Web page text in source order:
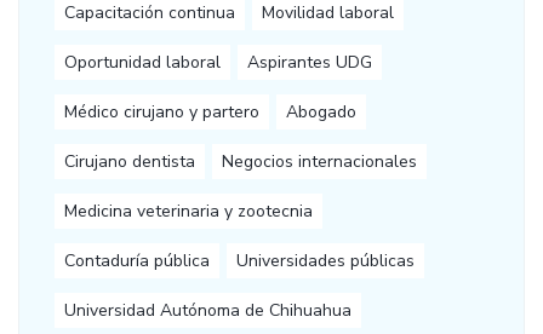
Capacitación continua Movilidad laboral
Oportunidad laboral Aspirantes UDG
Médico cirujano y partero Abogado
Cirujano dentista Negocios internacionales
Medicina veterinaria y zootecnia
Contaduría pública Universidades públicas
Universidad Autónoma de Chihuahua